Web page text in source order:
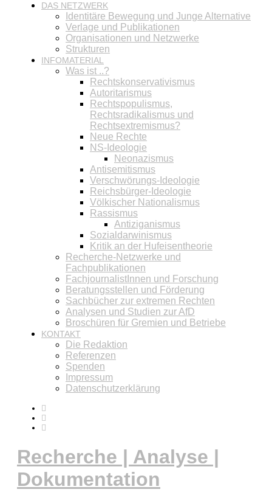
DAS NETZWERK
Identitäre Bewegung und Junge Alternative
Verlage und Publikationen
Organisationen und Netzwerke
Strukturen
INFOMATERIAL
Was ist ..?
Rechtskonservativismus
Autoritarismus
Rechtspopulismus,
Rechtsradikalismus und
Rechtsextremismus?
Neue Rechte
NS-Ideologie
Neonazismus
Antisemitismus
Verschwörungs-Ideologie
Reichsbürger-Ideologie
Völkischer Nationalismus
Rassismus
Antiziganismus
Sozialdarwinismus
Kritik an der Hufeisentheorie
Recherche-Netzwerke und
Fachpublikationen
FachjournalistInnen und Forschung
Beratungsstellen und Förderung
Sachbücher zur extremen Rechten
Analysen und Studien zur AfD
Broschüren für Gremien und Betriebe
KONTAKT
Die Redaktion
Referenzen
Spenden
Impressum
Datenschutzerklärung
Recherche | Analyse |
Dokumentation